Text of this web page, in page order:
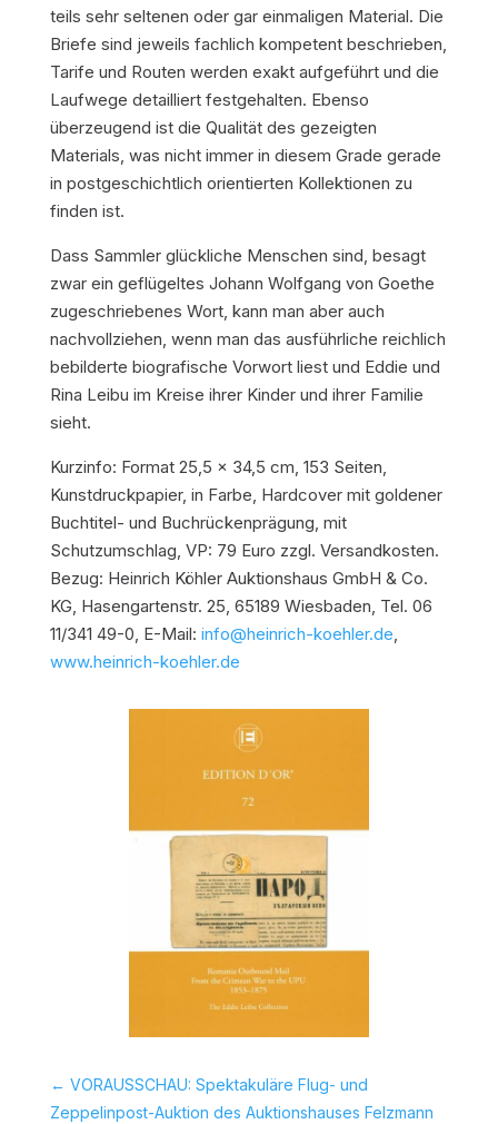
teils sehr seltenen oder gar einmaligen Material. Die
Briefe sind jeweils fachlich kompetent beschrieben,
Tarife und Routen werden exakt aufgeführt und die
Laufwege detailliert festgehalten. Ebenso
überzeugend ist die Qualität des gezeigten
Materials, was nicht immer in diesem Grade gerade
in postgeschichtlich orientierten Kollektionen zu
finden ist.
Dass Sammler glückliche Menschen sind, besagt
zwar ein geflügeltes Johann Wolfgang von Goethe
zugeschriebenes Wort, kann man aber auch
nachvollziehen, wenn man das ausführliche reichlich
bebilderte biografische Vorwort liest und Eddie und
Rina Leibu im Kreise ihrer Kinder und ihrer Familie
sieht.
Kurzinfo: Format 25,5 x 34,5 cm, 153 Seiten,
Kunstdruckpapier, in Farbe, Hardcover mit goldener
Buchtitel- und Buchrückenprägung, mit
Schutzumschlag, VP: 79 Euro zzgl. Versandkosten.
Bezug: Heinrich Köhler Auktionshaus GmbH & Co.
KG, Hasengartenstr. 25, 65189 Wiesbaden, Tel. 06
11/341 49-0, E-Mail: info@heinrich-koehler.de,
www.heinrich-koehler.de
← VORAUSSCHAU: Spektakuläre Flug- und
Zeppelinpost-Auktion des Auktionshauses Felzmann